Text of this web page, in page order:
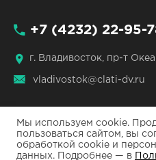
+7 (4232) 22-95-
г. Владивосток, пр-т
vladivostok@clati-dv.ru
ЦЛАТИ по ДФО
Мы используем cookie.
пользоваться сайтом, вы
обработкой cookie и
данных. Подробнее — в